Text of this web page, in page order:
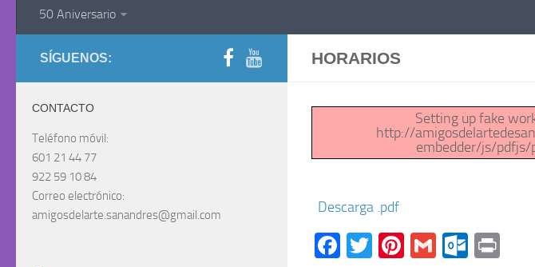
50 Aniversario
HORARIOS
Setting up fake
http://
embedder/js/
Descarga .pdf
Facebook
Twitter
Pinterest
Gmail
SÍGUENOS:
CONTACTO
Teléfono móvil:
601 21 44 77
922 59 10 84
Correo electrónico:
amigosdelarte.sanandres@gmail.com